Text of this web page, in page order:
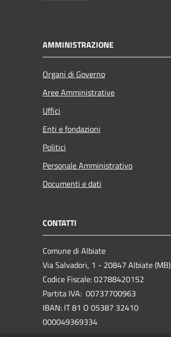
AMMINISTRAZIONE
Organi di Governo
Aree Amministrative
Uffici
Enti e fondazioni
Politici
Personale Amministrativo
Documenti e dati
CONTATTI
Comune di Albiate
Via Salvadori, 1 - 20847 Albiate (MB)
Codice Fiscale: 02788420152
Partita IVA: 00737700963
IBAN: IT 81 O 05387 32410
000049369334